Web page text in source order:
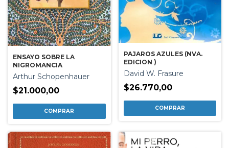
ENSAYO SOBRE LA
NIGROMANCIA
Arthur Schopenhauer
$21.000,00
PAJAROS AZULES (NVA.
EDICION )
David W. Frasure
$26.770,00